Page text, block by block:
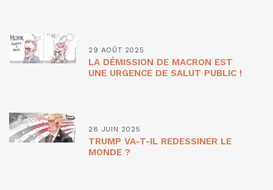
29 AOÛT 2025
LA DÉMISSION DE MACRON EST
UNE URGENCE DE SALUT PUBLIC !
28 JUIN 2025
TRUMP VA-T-IL REDESSINER LE
MONDE ?